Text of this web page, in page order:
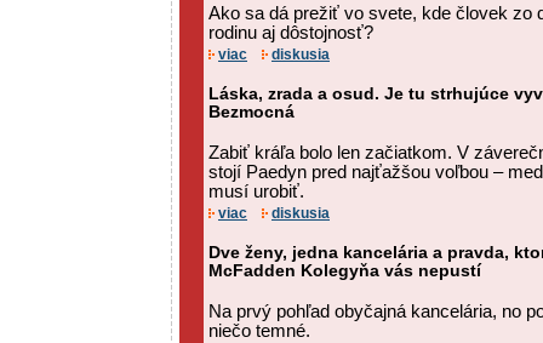
Ako sa dá prežiť vo svete, kde človek zo
rodinu aj dôstojnosť?
viac diskusia
Láska, zrada a osud. Je tu strhujúce
Bezmocná
Zabiť kráľa bolo len začiatkom. V
stojí Paedyn pred najťažšou voľbou –
musí urobiť.
viac diskusia
Dve ženy, jedna kancelária a pravda,
McFadden Kolegyňa vás nepustí
Na prvý pohľad obyčajná kancelária, no
niečo temné.